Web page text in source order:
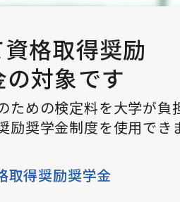
格取得奨励
対象です
ための検定料を大学が負
励奨学金制度を使用でき
取得奨励奨学金